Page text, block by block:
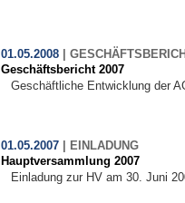
01.05.2008|
Geschäftsbericht 2007
Geschäftliche Entwicklung der
01.05.2007|
EINLADUNG
Hauptversammlung 2007
Einladung zur HV am 30. Juni